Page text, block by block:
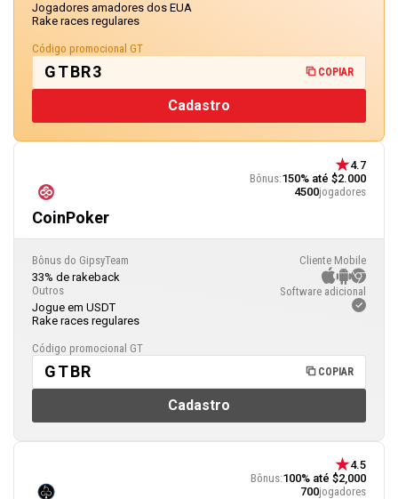
CoinPoker
4.7
Bônus:150% até $2.000
4500jogadores
Bônus do GipsyTeam
33% de rakeback
Outros
Jogue em USDT
Rake races regulares
Cliente Mobile
Software adicional
Código promocional GT
GTBR COPIAR
Cadastro
Jogadores amadores dos EUA
Rake races regulares
Código promocional GT
GTBR3 COPIAR
Cadastro
4.5
Bônus:100% até $2,000
700jogadores